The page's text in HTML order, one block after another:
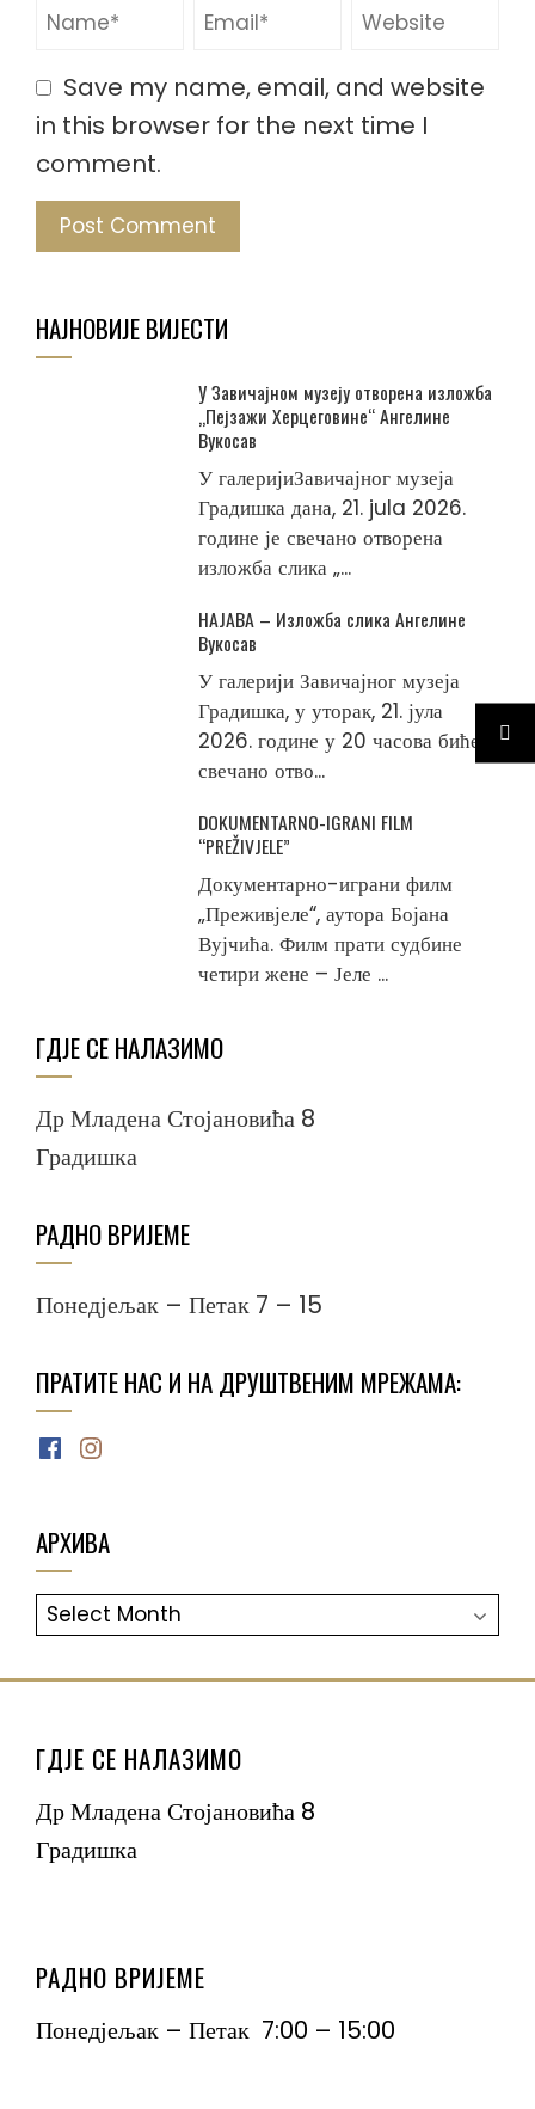
Save my name, email, and website
in this browser for the next time I
comment.
НАЈНОВИЈЕ ВИЈЕСТИ
У Завичајном музеју отворена изложба
„Пејзажи Херцеговине“ Ангелине
Вукосав
У галеријиЗавичајног музеја
Градишка дана, 21. jula 2026.
године је свечано отворена
изложба слика „...
НАЈАВА – Изложба слика Ангелине
Вукосав
У галерији Завичајног музеја
Градишка, у уторак, 21. јула
2026. године у 20 часова биће
свечано отво...
DOKUMENTARNO-IGRANI FILM
“PREŽIVJELE”
Документарно-играни филм
„Преживјеле“, аутора Бојана
Вујчића. Филм прати судбине
четири жене – Јеле ...
ГДЈЕ СЕ НАЛАЗИМО
Др Младена Стојановића 8
Градишка
РАДНО ВРИЈЕМЕ
Понедјељак – Петак 7 – 15
ПРАТИТЕ НАС И НА ДРУШТВЕНИМ МРЕЖАМА:
Facebook
Instagram
АРХИВА
АРХИВА
ГДЈЕ СЕ НАЛАЗИМО
Др Младена Стојановића 8
Градишка
РАДНО ВРИЈЕМЕ
Понедјељак – Петак 7:00 – 15:00